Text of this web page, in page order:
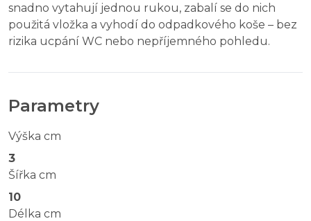
snadno vytahují jednou rukou, zabalí se do nich
použitá vložka a vyhodí do odpadkového koše – bez
rizika ucpání WC nebo nepříjemného pohledu.
Parametry
Výška cm
3
Šířka cm
10
Délka cm